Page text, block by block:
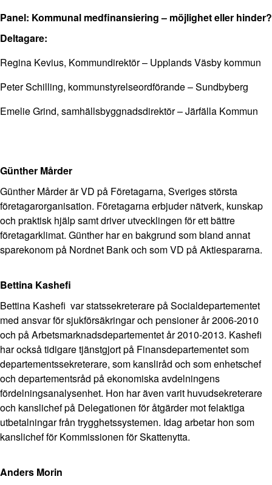
Panel: Kommunal medfinansiering – möjlighet eller hinder?
Deltagare:
Regina Kevius, Kommundirektör – Upplands Väsby kommun
Peter Schilling, kommunstyrelseordförande – Sundbyberg
Emelie Grind, samhällsbyggnadsdirektör – Järfälla Kommun
Günther Mårder
GüntherMårderär VD på Företagarna, Sveriges största
företagarorganisation. Företagarna erbjuder nätverk, kunskap
och praktisk hjälp samt driver utvecklingen för ett bättre
företagarklimat. Günther har en bakgrund som bland annat
sparekonom på Nordnet Bank och som VD på Aktiespararna.
Bettina Kashefi
Bettina Kashefi var statssekreterare på Socialdepartementet
med ansvar för sjukförsäkringar och pensioner år 2006-2010
och på Arbetsmarknadsdepartementet år 2010-2013. Kashefi
har också tidigare tjänstgjort på Finansdepartementet som
departementssekreterare, som kansliråd och som enhetschef
och departementsråd på ekonomiska avdelningens
fördelningsanalysenhet. Hon har även varit huvudsekreterare
och kanslichef på Delegationen för åtgärder mot felaktiga
utbetalningar från trygghetssystemen. Idag arbetar hon som
kanslichef för Kommissionen för Skattenytta.
Anders Morin